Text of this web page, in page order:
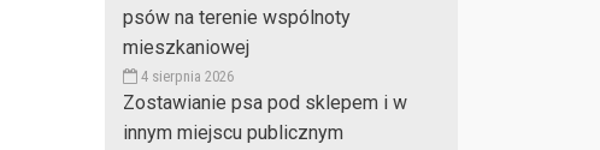
psów na terenie wspólnoty
mieszkaniowej
4 sierpnia 2026
Zostawianie psa pod sklepem i w
innym miejscu publicznym